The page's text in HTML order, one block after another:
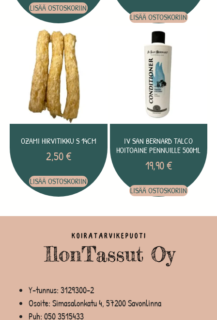
LISÄÄ OSTOSKORIIN
LISÄÄ OSTOSKORIIN
OZAMI HIRVITIKKU S 14CM
2,50€
LISÄÄ OSTOSKORIIN
IV SAN BERNARD TALCO
HOITOAINE PENNUILLE 500ML
19,90€
LISÄÄ OSTOSKORIIN
Y-tunnus: 3129300-2
Osoite: Simasalonkatu 4, 57200 Savonlinna
Puh: 050 3515433